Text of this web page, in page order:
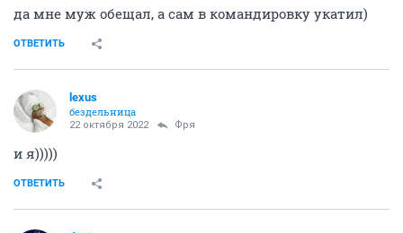
да мне муж обещал, а сам в командировку укатил)
ОТВЕТИТЬ
lexus
бездельница
22 октября 2022 Фря
и я)))))
ОТВЕТИТЬ